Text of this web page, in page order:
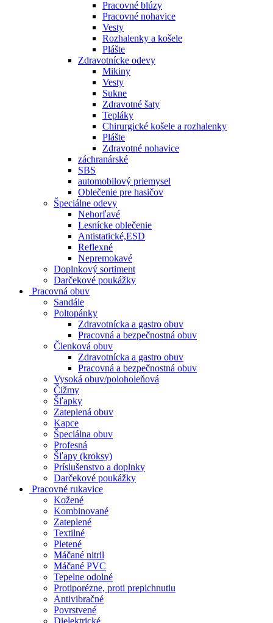
Pracovné blúzy
Pracovné nohavice
Vesty
Rozhalenky a košele
Plášte
Zdravotnícke odevy
Mikiny
Vesty
Sukne
Zdravotné šaty
Tepláky
Chirurgické košele a rozhalenky
Plášte
Zdravotné nohavice
záchranárské
SBS
automobilový priemysel
Oblečenie pre hasičov
Špeciálne odevy
Nehorľavé
Lesnícke oblečenie
Antistatické,ESD
Reflexné
Nepremokavé
Doplnkový sortiment
Darčekové poukážky
Pracovná obuv
Sandále
Poltopánky
Zdravotnícka a gastro obuv
Pracovná a bezpečnostná obuv
Členková obuv
Zdravotnícka a gastro obuv
Pracovná a bezpečnostná obuv
Vysoká obuv/poloholeňová
Čižmy
Šľapky
Zateplená obuv
Kapce
Špeciálna obuv
Profesná
Šľapy (kroksy)
Príslušenstvo a doplnky
Darčekové poukážky
Pracovné rukavice
Kožené
Kombinované
Zateplené
Textilné
Pletené
Máčané nitril
Máčané PVC
Tepelne odolné
Protiporézne, proti prepichnutiu
Antivibračné
Povrstvené
Dielektrické